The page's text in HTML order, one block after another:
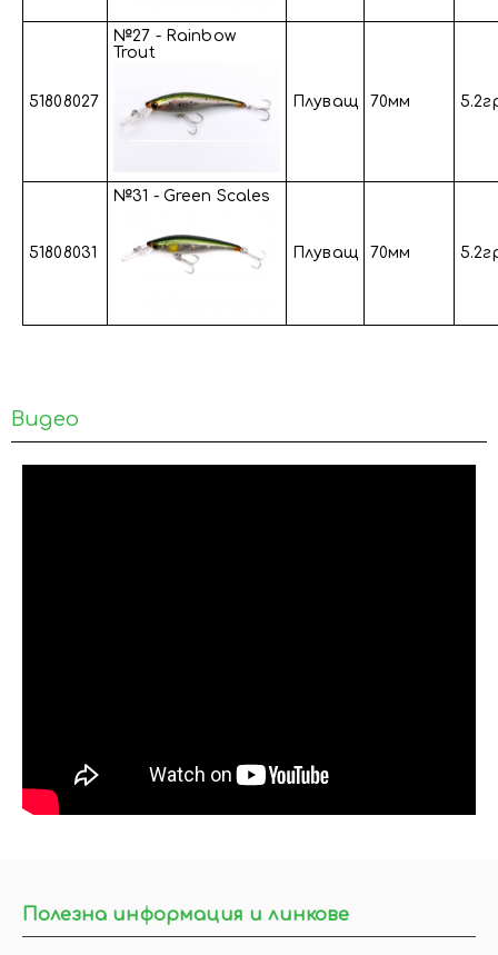
51808027
№27 - Rainbow
Trout
Плуващ 70мм
51808031
№31 - Green Scales
Плуващ 70мм
Видео
Полезна информация и линкове